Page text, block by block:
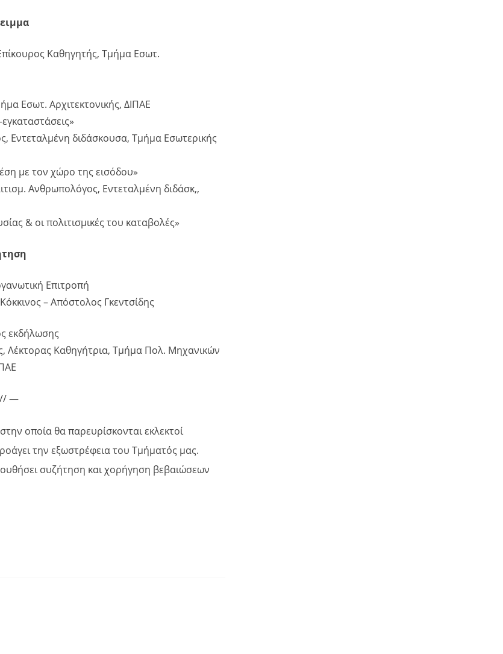
Καθηγητής, Τμήμα Εσωτ.
Εσωτ. Αρχιτεκτονικής, ΔΙΠΑΕ
εγκαταστάσεις»
Εντεταλμένη διδάσκουσα, Τμήμα Εσωτερικής
με τον χώρο της εισόδου»
Ανθρωπολόγος, Εντεταλμένη διδάσκ,,
& οι πολιτισμικές του καταβολές»
Επιτροπή
– Απόστολος Γκεντσίδης
εκδήλωσης
Λέκτορας Καθηγήτρια, Τμήμα Πολ. Μηχανικών
—
οποία θα παρευρίσκονται εκλεκτοί
την εξωστρέφεια του Τμήματός μας.
συζήτηση και χορήγηση βεβαιώσεων